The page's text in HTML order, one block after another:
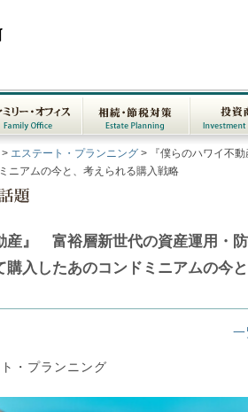
ミリー・オフ
Family Office
相続・節税対策
Estate Planning
投資
> エステート・プランニング > 『僕らのハワイ不
ニアムの今と、考えられる購入戦略
産』 富裕層新世代の資産運用・
購入したあのコンドミニアムの今
一
・プランニング